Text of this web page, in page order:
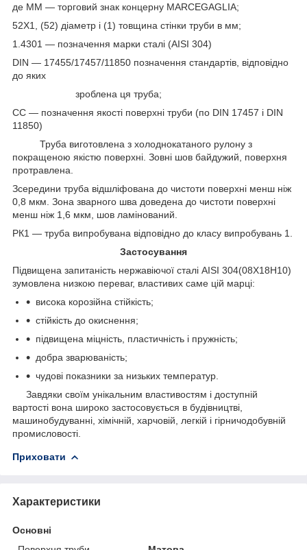
де ММ — торговий знак концерну MARCEGAGLIA;
52Х1, (52) діаметр і (1) товщина стінки труби в мм;
1.4301 — позначення марки сталі (AISI 304)
DIN — 17455/17457/11850 позначення стандартів, відповідно
до яких
зроблена ця труба;
СС — позначення якості поверхні труби (по DIN 17457 і DIN
11850)
Труба виготовлена з холоднокатаного рулону з
покращеною якістю поверхні. Зовні шов байдужий, поверхня
протравлена.
Зсередини труба відшліфована до чистоти поверхні менш ніж
0,8 мкм. Зона зварного шва доведена до чистоти поверхні
менш ніж 1,6 мкм, шов ламінований.
РК1 — труба випробувана відповідно до класу випробувань 1.
Застосування
Підвищена запитаність нержавіючої сталі AISI 304(08Х18Н10)
зумовлена низкою переваг, властивих саме цій марці:
висока корозійна стійкість;
стійкість до окиснення;
підвищена міцність, пластичність і пружність;
добра зварюваність;
чудові показники за низьких температур.
Завдяки своїм унікальним властивостям і доступній
вартості вона широко застосовується в будівництві,
машинобудуванні, хімічній, харчовій, легкій і гірничодобувній
промисловості.
Приховати
Характеристики
Основні